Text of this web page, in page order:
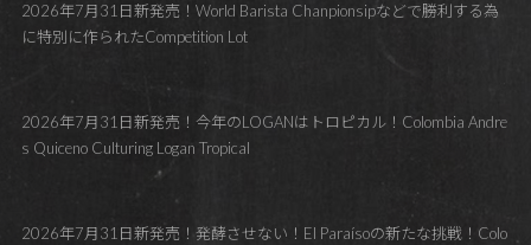
2026年7月31日新発売！World Barista Chanpionsipなどで勝利する為
に特別に作られたCompetition Lot
2026年7月31日新発売！今年のLOGANはトロピカル！Colombia Andre
s Quiceno Culturing Logan Tropical
2026年7月31日新発売！発酵させない！El Paraísoの新たな挑戦！Colo